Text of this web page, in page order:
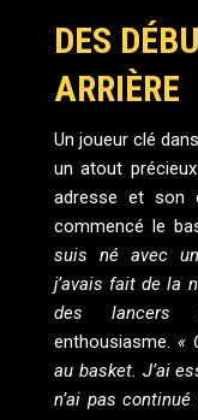
DES
ARRIÈRE
Un joueur clé
un atout
adresse et son
commencé le
suis né avec
j’avais fait de la
des lancers
enthousiasme.«
au basket. J’ai
n’ai pas continué